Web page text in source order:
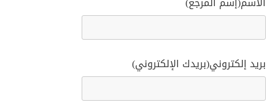
بريد إلكتروني(بريدك الإلكتروني)